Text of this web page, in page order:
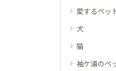
愛するペッ
犬
猫
袖ケ浦のペ